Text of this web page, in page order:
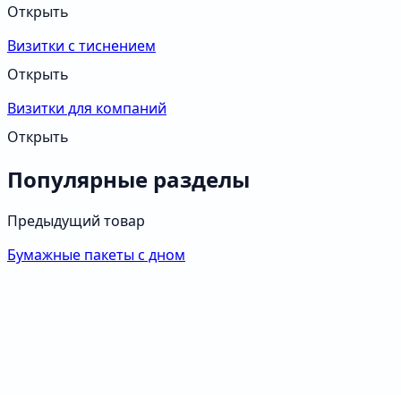
Открыть
Визитки с тиснением
Открыть
Визитки для компаний
Открыть
Популярные разделы
Предыдущий товар
Бумажные пакеты с дном